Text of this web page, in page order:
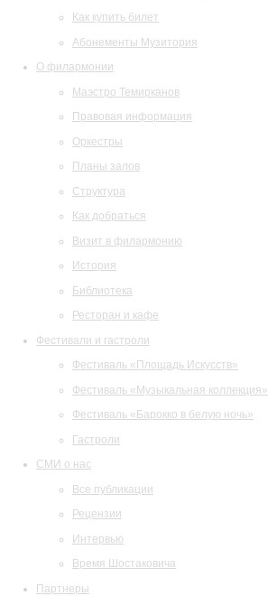
Как купить билет
Абонементы Музитория
О филармонии
Маэстро Темирканов
Правовая информация
Оркестры
Планы залов
Структура
Как добраться
Визит в филармонию
История
Библиотека
Ресторан и кафе
Фестивали и гастроли
Фестиваль «Площадь Искусств»
Фестиваль «Музыкальная коллекция»
Фестиваль «Барокко в белую ночь»
Гастроли
СМИ о нас
Все публикации
Рецензии
Интервью
Время Шостаковича
Партнеры